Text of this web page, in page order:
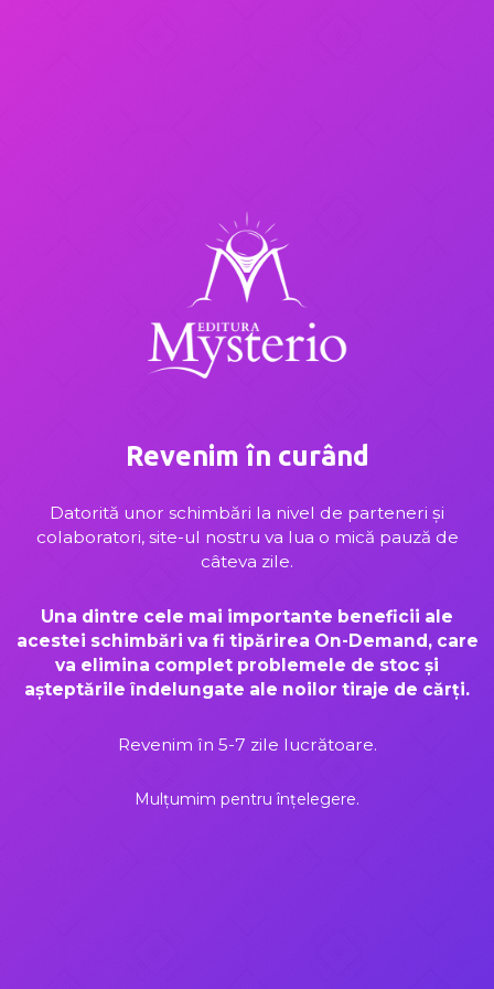
Revenim în curând
Datorită unor schimbări la nivel de parteneri și
colaboratori, site-ul nostru va lua o mică pauză de
câteva zile.
Una dintre cele mai importante beneficii ale
acestei schimbări va fi tipărirea On-Demand, care
va elimina complet problemele de stoc și
așteptările îndelungate ale noilor tiraje de cărți.
Revenim în 5-7 zile lucrătoare.
Mulțumim pentru înțelegere.